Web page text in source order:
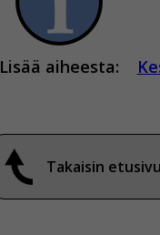
Lisää aiheesta:
Takaisin